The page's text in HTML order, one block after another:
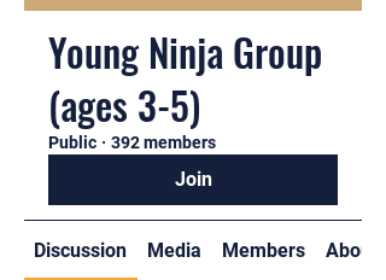
Young Ninja Group
(ages 3-5)
Public · 392 members
Join
Discussion Media Members About